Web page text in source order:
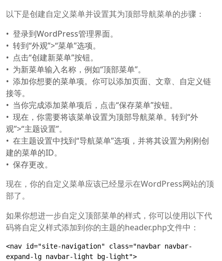
以下是创建自定义菜单并设置其为顶部导航菜单的步骤：
登录到WordPress管理界面。
转到“外观”>“菜单”选项。
点击“创建新菜单”按钮。
为新菜单输入名称，例如“顶部菜单”。
添加你想要的菜单项。你可以添加页面、文章、自定义链
接等。
当你完成添加菜单项后，点击“保存菜单”按钮。
现在，你需要将该菜单设置为顶部导航菜单。转到“外
观”>“主题设置”。
在主题设置中找到“导航菜单”选项，并将其设置为刚刚创
建的菜单的ID。
保存更改。
现在，你的自定义菜单应该已经显示在WordPress网站的顶
部了。
如果你想进一步自定义顶部菜单的样式，你可以使用以下代
码将自定义样式添加到你的主题的header.php文件中：
<nav id="site-navigation" class="navbar navbar-
expand-lg navbar-light bg-light">